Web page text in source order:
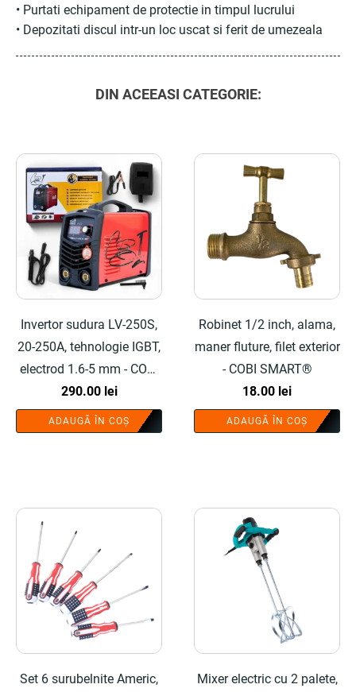
• Purtati echipament de protectie in timpul lucrului
• Depozitati discul intr-un loc uscat si ferit de umezeala
DIN ACEEASI CATEGORIE:
Invertor sudura LV-250S,
20-250A, tehnologie IGBT,
electrod 1.6-5 mm - COBI
SMART®
290.00 lei
ADAUGĂ ÎN COȘ
Robinet 1/2 inch, alama,
maner fluture, filet exterior
- COBI SMART®
18.00 lei
ADAUGĂ ÎN COȘ
Set 6 surubelnite Americ,
Mixer electric cu 2 palete,